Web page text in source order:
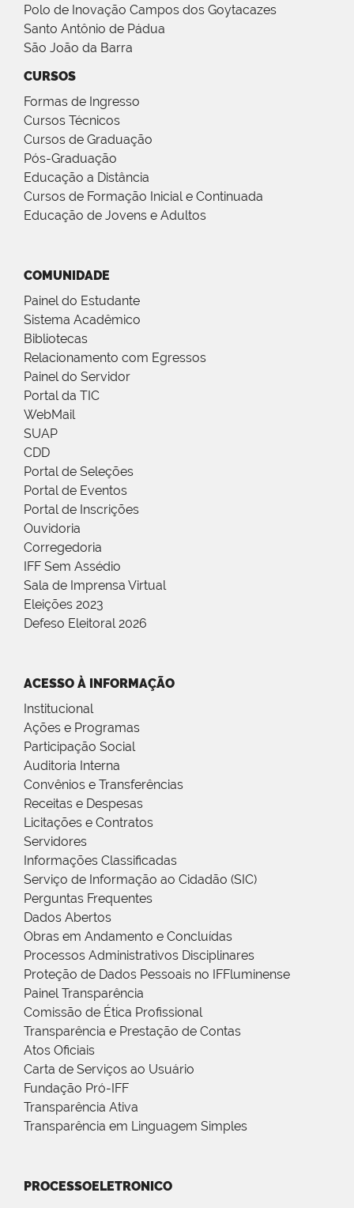
Polo de Inovação Campos dos Goytacazes
Santo Antônio de Pádua
São João da Barra
CURSOS
Formas de Ingresso
Cursos Técnicos
Cursos de Graduação
Pós-Graduação
Educação a Distância
Cursos de Formação Inicial e Continuada
Educação de Jovens e Adultos
COMUNIDADE
Painel do Estudante
Sistema Acadêmico
Bibliotecas
Relacionamento com Egressos
Painel do Servidor
Portal da TIC
WebMail
SUAP
CDD
Portal de Seleções
Portal de Eventos
Portal de Inscrições
Ouvidoria
Corregedoria
IFF Sem Assédio
Sala de Imprensa Virtual
Eleições 2023
Defeso Eleitoral 2026
ACESSO À INFORMAÇÃO
Institucional
Ações e Programas
Participação Social
Auditoria Interna
Convênios e Transferências
Receitas e Despesas
Licitações e Contratos
Servidores
Informações Classificadas
Serviço de Informação ao Cidadão (SIC)
Perguntas Frequentes
Dados Abertos
Obras em Andamento e Concluídas
Processos Administrativos Disciplinares
Proteção de Dados Pessoais no IFFluminense
Painel Transparência
Comissão de Ética Profissional
Transparência e Prestação de Contas
Atos Oficiais
Carta de Serviços ao Usuário
Fundação Pró-IFF
Transparência Ativa
Transparência em Linguagem Simples
PROCESSOELETRONICO